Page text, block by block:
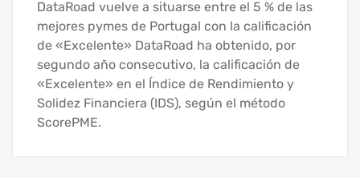
DataRoad vuelve a situarse entre el 5 % de las
mejores pymes de Portugal con la calificación
de «Excelente» DataRoad ha obtenido, por
segundo año consecutivo, la calificación de
«Excelente» en el Índice de Rendimiento y
Solidez Financiera (IDS), según el método
ScorePME.